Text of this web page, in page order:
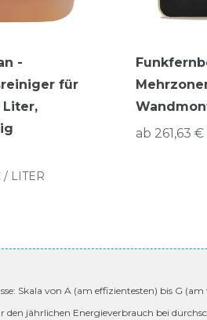
-
für
Liter,
/ LITER
ab 261,63 €
Skala von A (am effizientesten) bis G
den jährlichen Energieverbrauch bei